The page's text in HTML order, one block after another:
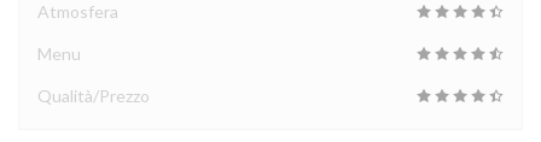
Atmosfera
Menu
Qualità/Prezzo